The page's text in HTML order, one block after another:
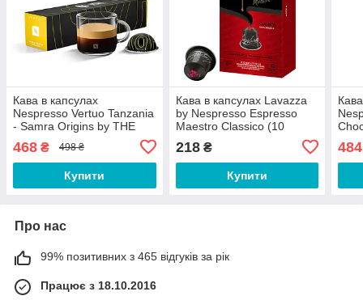
Кава в капсулах
Nespresso Vertuo Tanzania
- Samra Origins by THE
468 ₴ 498 ₴
Купити
Кава в капсулах Lavazza
by Nespresso Espresso
Maestro Classico (10
218₴
Купити
484
Про нас
99% позитивних з 465 відгуків за рік
Працює з 18.10.2016